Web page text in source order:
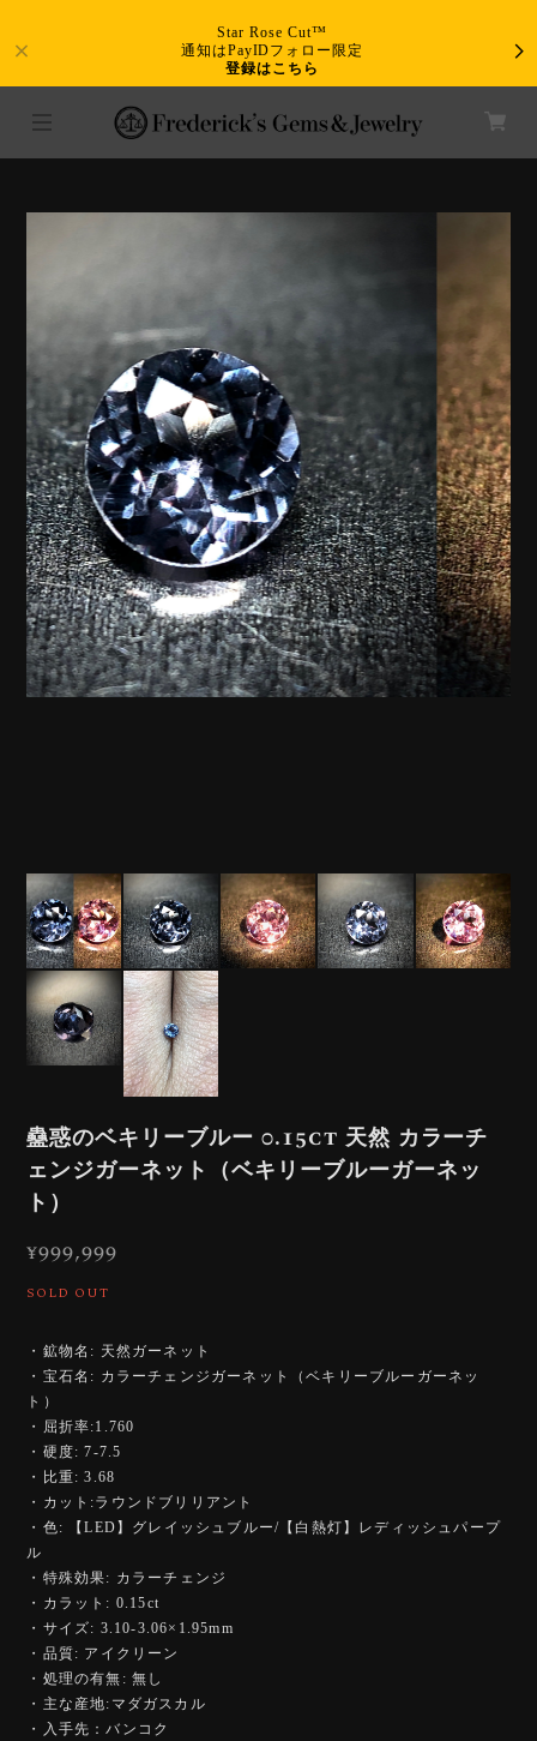
Star Rose Cut™
通知はPayIDフォロー限定
登録はこちら
蠱惑のベキリーブルー 0.15ct 天然 カラーチ
ェンジガーネット（ベキリーブルーガーネッ
ト）
¥999,999
SOLD OUT
・鉱物名: 天然ガーネット
・宝石名: カラーチェンジガーネット（ベキリーブルーガーネッ
ト）
・屈折率:1.760
・硬度: 7-7.5
・比重: 3.68
・カット:ラウンドブリリアント
・色: 【LED】グレイッシュブルー/【白熱灯】レディッシュパープ
ル
・特殊効果: カラーチェンジ
・カラット: 0.15ct
・サイズ: 3.10-3.06×1.95mm
・品質: アイクリーン
・処理の有無: 無し
・主な産地:マダガスカル
・入手先：バンコク